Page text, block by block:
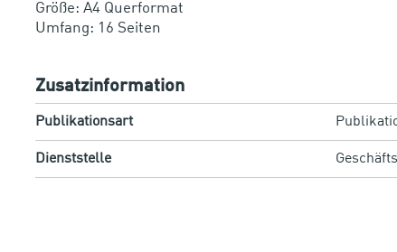
Größe: A4 Querformat
Zusatzinformation
Publikationsart
Dienststelle